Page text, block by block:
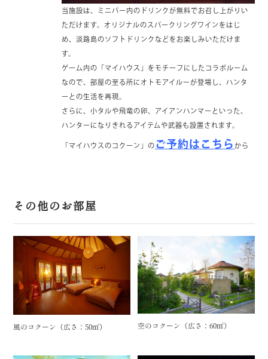
当施設は、ミニバー内のドリンクが無料でお召し上がりい
ただけます。オリジナルのスパークリングワインをはじ
め、淡路島のソフトドリンクなどをお楽しみいただけま
す。
ゲーム内の「マイハウス」をモチーフにしたコラボルーム
なので、部屋の至る所にオトモアイルーが登場し、ハンタ
ーとの生活を再現。
さらに、小タルや飛竜の卵、アイアンハンマーといった、
ハンターになりきれるアイテムや武器も設置されます。
「マイハウスのコクーン」の ご予約はこちら から
その他のお部屋
風のコクーン（広さ：50㎡） 空のコクーン（広さ：60㎡）